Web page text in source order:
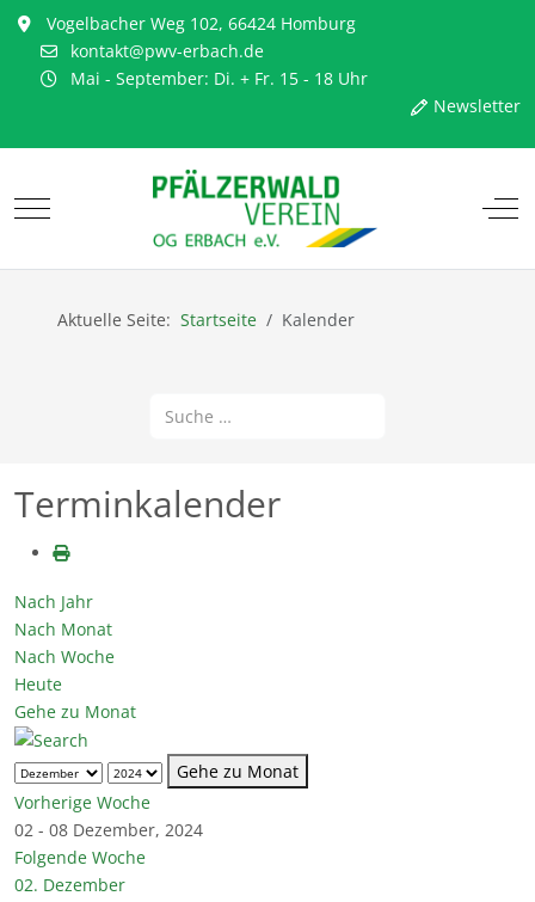
Vogelbacher Weg 102, 66424 Homburg
kontakt@pwv-erbach.de
Mai - September: Di. + Fr. 15 - 18 Uhr
Newsletter
Mobile Menu Toggle Off-
Aktuelle Seite: Startseite Kalender
Suchen
Terminkalender
Nach Jahr
Nach Monat
Nach Woche
Heute
Gehe zu Monat
Gehe zu Monat
Vorherige Woche
02 - 08 Dezember, 2024
Folgende Woche
02. Dezember